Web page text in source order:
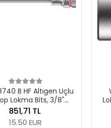
Wera 8790 HMB Zyklop
Lokma, 3/8" Soketli, 18 x 30
mm
426,08 TL
7.75 EUR